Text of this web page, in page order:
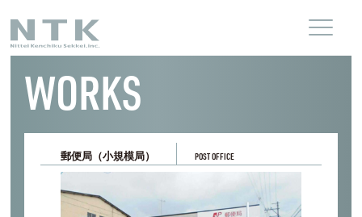
WORKS
郵便局（小規模局） POST OFFICE